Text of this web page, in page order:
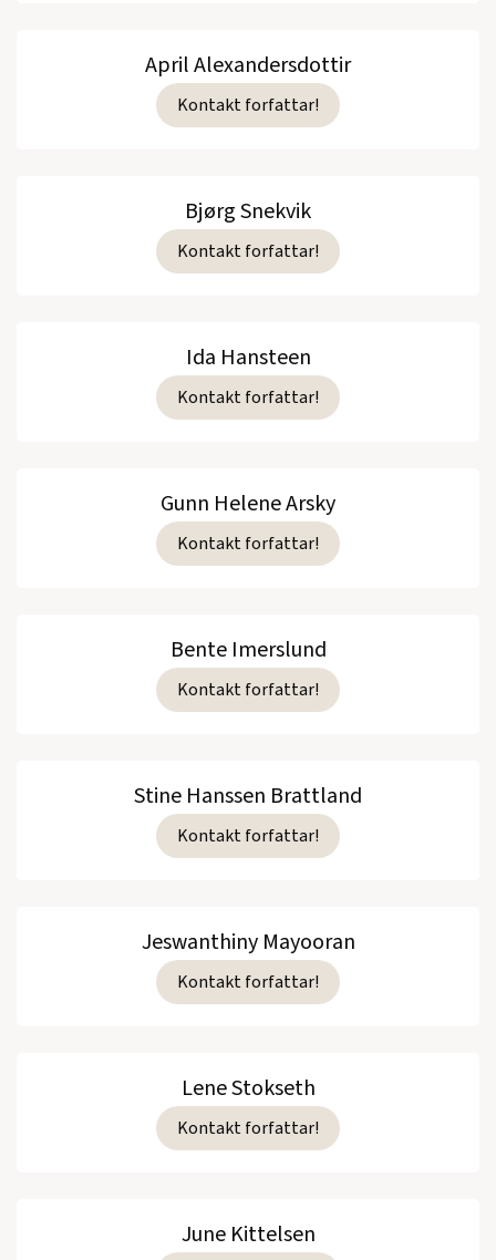
April Alexandersdottir
Kontakt forfattar!
Bjørg Snekvik
Kontakt forfattar!
Ida Hansteen
Kontakt forfattar!
Gunn Helene Arsky
Kontakt forfattar!
Bente Imerslund
Kontakt forfattar!
Stine Hanssen Brattland
Kontakt forfattar!
Jeswanthiny Mayooran
Kontakt forfattar!
Lene Stokseth
Kontakt forfattar!
June Kittelsen